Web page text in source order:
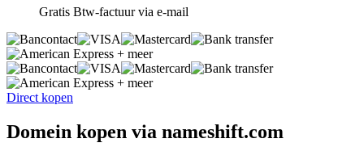
Gratis Btw-factuur via e-mail
+ meer
+ meer
Direct kopen
Domein kopen via nameshift.com